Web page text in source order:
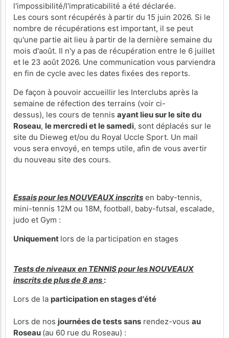
l'impossibilité/l'impraticabilité a été déclarée.
Les cours sont récupérés à partir du 15 juin 2026. Si le
nombre de récupérations est important, il se peut
qu'une partie ait lieu à partir de la dernière semaine du
mois d'août. Il n'y a pas de récupération entre le 6 juillet
et le 23 août 2026. Une communication vous parviendra
en fin de cycle avec les dates fixées des reports.
De façon à pouvoir accueillir les Interclubs après la
semaine de réfection des terrains (voir ci-
dessus), les cours de tennis ayant lieu sur le site du
Roseau, le mercredi et le samedi, sont déplacés sur le
site du Dieweg et/ou du Royal Uccle Sport. Un mail
vous sera envoyé, en temps utile, afin de vous avertir
du nouveau site des cours.
Essais pour les NOUVEAUX inscrits en baby-tennis,
mini-tennis 12M ou 18M, football, baby-futsal, escalade,
judo et Gym :
Uniquement lors de la participation en stages
Tests de niveaux en TENNIS pour les NOUVEAUX
inscrits de plus de 8 ans :
Lors de la participation en stages d'été
Lors de nos journées de tests sans rendez-vous au
Roseau (au 60 rue du Roseau) :